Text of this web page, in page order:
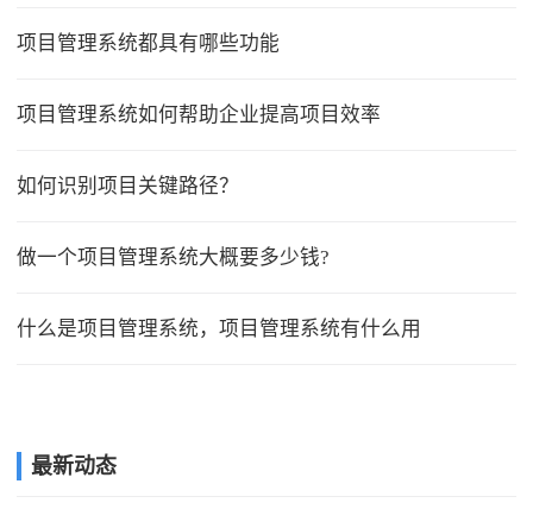
项目管理系统都具有哪些功能
项目管理系统如何帮助企业提高项目效率
如何识别项目关键路径？
做一个项目管理系统大概要多少钱?
什么是项目管理系统，项目管理系统有什么用
最新动态